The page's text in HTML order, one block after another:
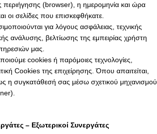
(browser), η ημερομηνία και ώρα
σελίδες που επισκεφθήκατε.
για λόγους ασφάλειας, τεχνικής
ανάλυσης, βελτίωσης της εμπειρίας χρήστη
μας.
cookies ή παρόμοιες τεχνολογίες,
Cookies της επιχείρησης. Όπου απαιτείται,
η συγκατάθεσή σας μέσω σχετικού μηχανισμού
– Εξωτερικοί Συνεργάτες